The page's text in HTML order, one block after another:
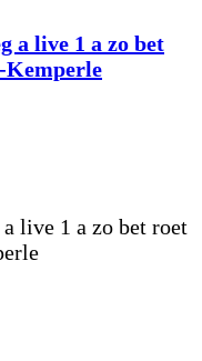
a live 1 a zo bet
Kemperle
live 1 a zo bet roet